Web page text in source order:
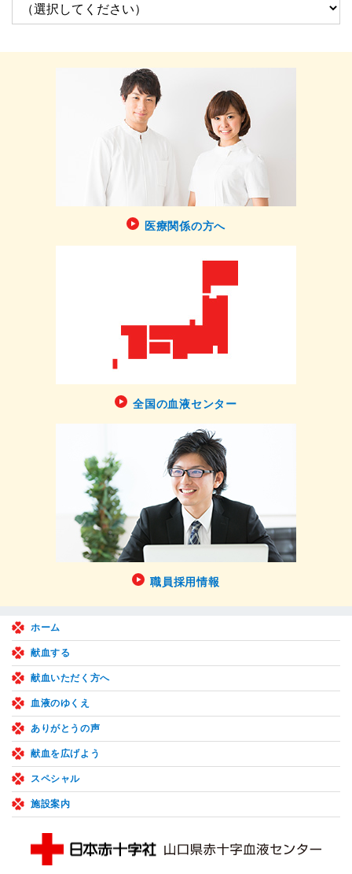
医療関係の方へ
全国の血液センター
職員採用情報
ホーム
献血する
献血いただく方へ
血液のゆくえ
ありがとうの声
献血を広げよう
スペシャル
施設案内